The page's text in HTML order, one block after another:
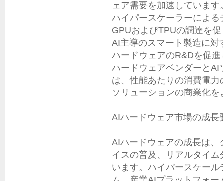
ェア需要を加速しています
ハイパースケーラーによ
GPUおよびTPUの調達を
AI主導のスマート製造に
ハードウェアのR&Dを促
ハードウェアベンダーと
は、性能あたりの消費電
ソリューションの商業化
AIハードウェア市場の成長
AIハードウェアの成長は
イスの普及、リアルタイ
います。ハイパースケー